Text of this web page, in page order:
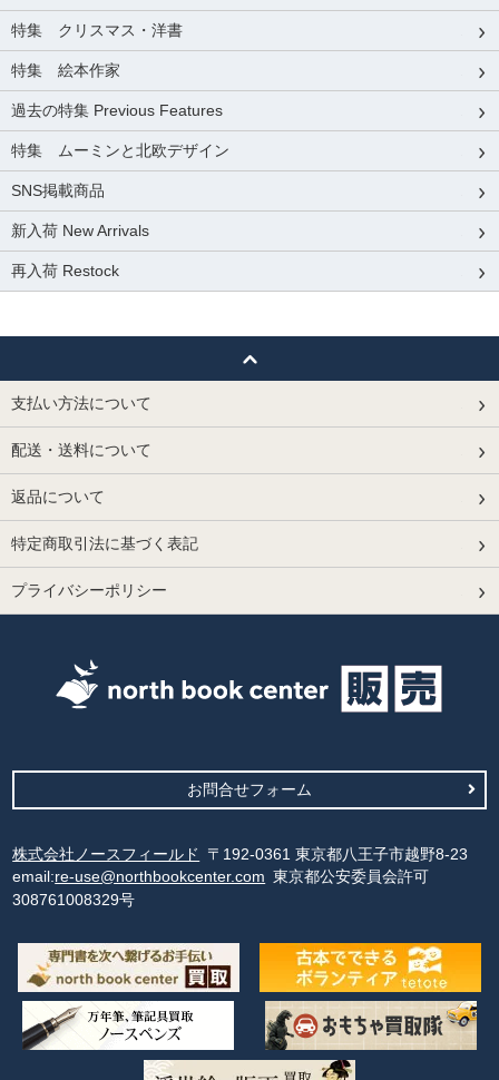
特集 クリスマス・洋書
特集 絵本作家
過去の特集 Previous Features
特集 ムーミンと北欧デザイン
SNS掲載商品
新入荷 New Arrivals
再入荷 Restock
支払い方法について
配送・送料について
返品について
特定商取引法に基づく表記
プライバシーポリシー
お問合せフォーム
株式会社ノースフィールド
〒192-0361 東京都八王子市越野8-23
email:re-use@northbookcenter.com 東京都公安委員会許可
308761008329号